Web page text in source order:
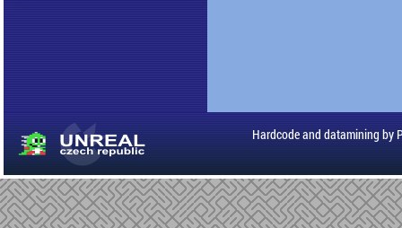
Hardcode and datamining by